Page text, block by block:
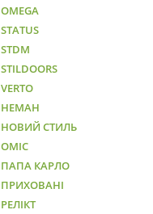
OMEGA
STATUS
STDM
STILDOORS
VERTO
НЕМАН
НОВИЙ СТИЛЬ
ОМІС
ПАПА КАРЛО
ПРИХОВАНІ
РЕЛІКТ